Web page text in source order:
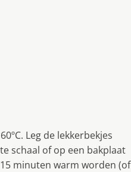
Leg de lekkerbekjes
schaal of op een bakplaat
minuten warm worden (of